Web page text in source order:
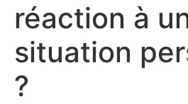
réaction à
situation
?